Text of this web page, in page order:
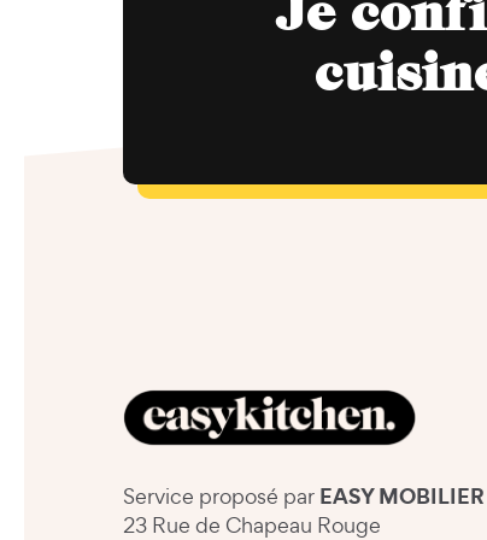
Je
Service proposé par EASY MOBILIER
23 Rue de Chapeau Rouge